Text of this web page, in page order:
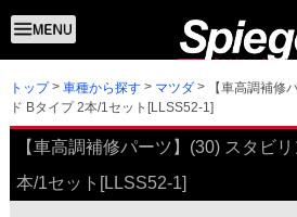
トップ 車種から探す マツダ
【車高調補修
ド Bタイプ 2本/1セット[LLSS52-1]
【車高調補修パーツ】(30) スタビ
本/1セット[LLSS52-1]